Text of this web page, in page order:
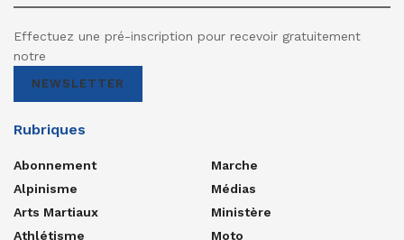
Effectuez une pré-inscription pour recevoir gratuitement
notre
NEWSLETTER
Rubriques
Abonnement
Alpinisme
Arts Martiaux
Athlétisme
Marche
Médias
Ministère
Moto